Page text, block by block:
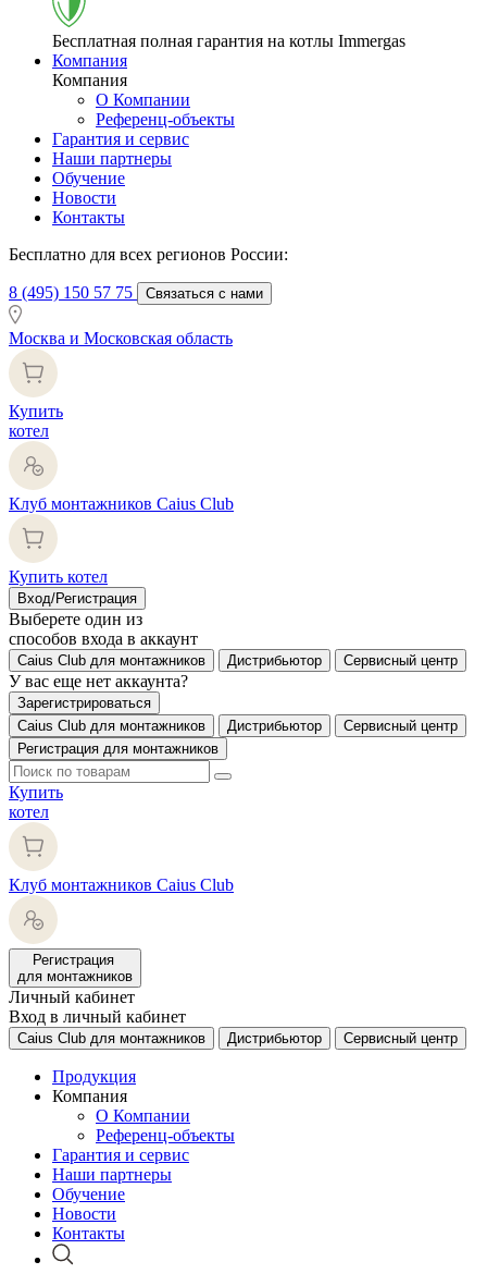
Бесплатная полная гарантия на котлы Immergas
Компания
Компания
О Компании
Референц-объекты
Гарантия и сервис
Наши партнеры
Обучение
Новости
Контакты
Бесплатно для всех регионов России:
8 (495) 150 57 75 Связаться с нами
Москва и Московская область
Купить
котел
Клуб монтажников Caius Club
Купить котел
Вход/Регистрация
Выберете один из
способов входа в аккаунт
Caius Club для монтажников Дистрибьютор Сервисный центр
У вас еще нет аккаунта?
Зарегистрироваться
Caius Club для монтажников
Дистрибьютор
Сервисный центр
Регистрация для монтажников
Купить
котел
Клуб монтажников Caius Club
Регистрация
для монтажников
Личный кабинет
Вход в личный кабинет
Caius Club для монтажников Дистрибьютор Сервисный центр
Продукция
Компания
О Компании
Референц-объекты
Гарантия и сервис
Наши партнеры
Обучение
Новости
Контакты